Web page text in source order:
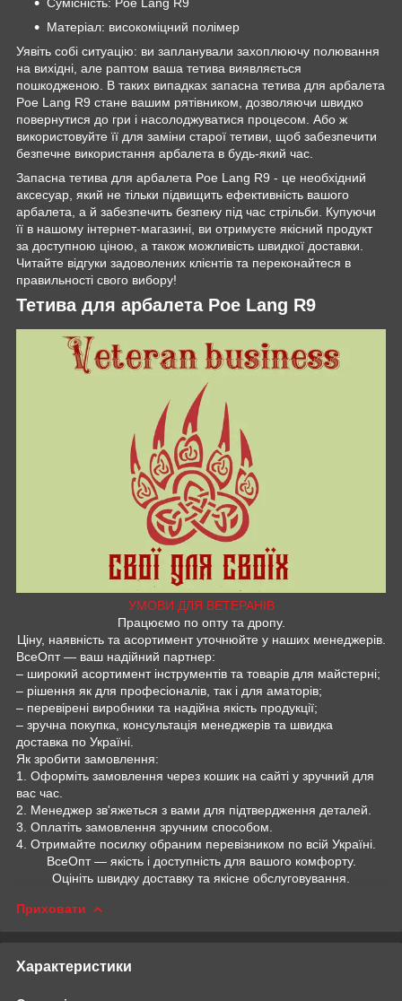
Матеріал: високоміцний полімер
Уявіть собі ситуацію: ви запланували захоплюючу полювання
на вихідні, але раптом ваша тетива виявляється
пошкодженою. В таких випадках запасна тетива для арбалета
Poe Lang R9 стане вашим рятівником, дозволяючи швидко
повернутися до гри і насолоджуватися процесом. Або ж
використовуйте її для заміни старої тетиви, щоб забезпечити
безпечне використання арбалета в будь-який час.
Запасна тетива для арбалета Poe Lang R9 - це необхідний
аксесуар, який не тільки підвищить ефективність вашого
арбалета, а й забезпечить безпеку під час стрільби. Купуючи
її в нашому інтернет-магазині, ви отримуєте якісний продукт
за доступною ціною, а також можливість швидкої доставки.
Читайте відгуки задоволених клієнтів та переконайтеся в
правильності свого вибору!
Тетива для арбалета Poe Lang R9
УМОВИ ДЛЯ ВЕТЕРАНІВ
Працюємо по опту та дропу.
Ціну, наявність та асортимент уточнюйте у наших менеджерів.
ВсеОпт — ваш надійний партнер:
– широкий асортимент інструментів та товарів для майстерні;
– рішення як для професіоналів, так і для аматорів;
– перевірені виробники та надійна якість продукції;
– зручна покупка, консультація менеджерів та швидка
доставка по Україні.
Як зробити замовлення:
1. Оформіть замовлення через кошик на сайті у зручний для
вас час.
2. Менеджер зв'яжеться з вами для підтвердження деталей.
3. Оплатіть замовлення зручним способом.
4. Отримайте посилку обраним перевізником по всій Україні.
ВсеОпт — якість і доступність для вашого комфорту.
Оцініть швидку доставку та якісне обслуговування.
Приховати
Характеристики